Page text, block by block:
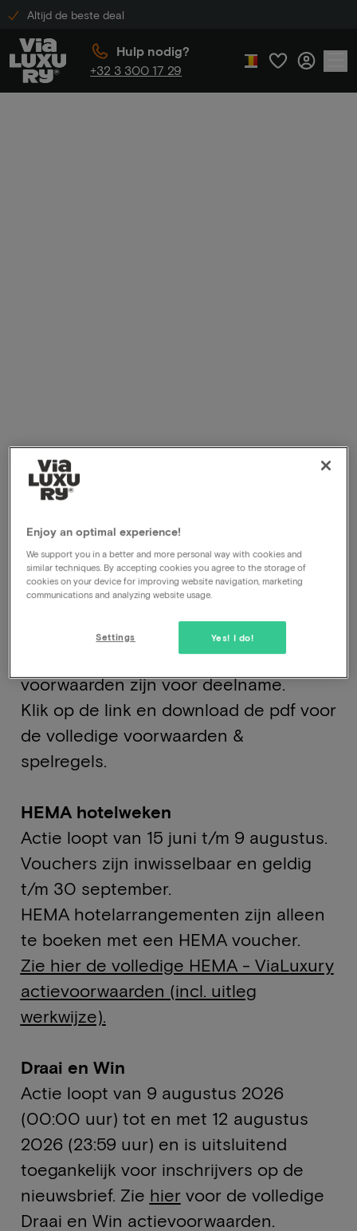
Altijd de beste deal
Hulp nodig?
+32 3 300 17 29
Op deze pagina vind je de een link
naar de campagne & actievoorwaarden
die van toepassing zijn op onze
actuele promotionele campagnes.
Transparantie en duidelijkheid staan bij
ViaLuxury centraal. Daarom kun je hier
per actie precies nalezen wat de
voorwaarden zijn voor deelname.
Klik op de link en download de pdf voor
de volledige voorwaarden &
spelregels.
HEMA hotelweken
Actie loopt van 15 juni t/m 9 augustus.
Vouchers zijn inwisselbaar en geldig
t/m 30 september.
HEMA hotelarrangementen zijn alleen
te boeken met een HEMA voucher.
Zie hier de volledige HEMA - ViaLuxury
actievoorwaarden (incl. uitleg
werkwijze).
Draai en Win
Actie loopt van 9 augustus 2026
(00:00 uur) tot en met 12 augustus
2026 (23:59 uur) en is uitsluitend
toegankelijk voor inschrijvers op de
nieuwsbrief. Zie hiervoor de volledige
Draai en Win actievoorwaarden.
Enjoy an optimal experience!
We support you in a better and more personal way with cookies and
similar techniques. By accepting cookies you agree to the storage of
cookies on your device for improving website navigation, marketing
communications and analyzing website usage.
Yes! I do!
Settings